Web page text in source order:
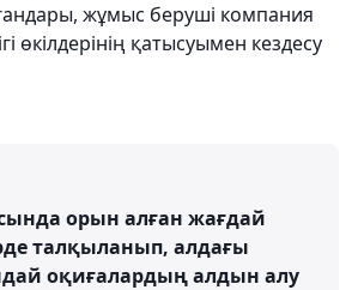
жұмыс беруші компания
өкілдерінің қатысуымен кездесу
орын алған жағдай
талқыланып, алдағы
оқиғалардың алдын алу